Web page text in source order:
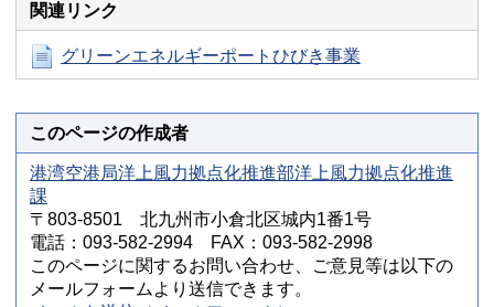
関連リンク
グリーンエネルギーポートひびき事業
このページの作成者
港湾空港局洋上風力拠点化推進部洋上風力拠点化推進
課
〒803-8501 北九州市小倉北区城内1番1号
電話：093-582-2994 FAX：093-582-2998
このページに関するお問い合わせ、ご意見等は以下の
メールフォームより送信できます。